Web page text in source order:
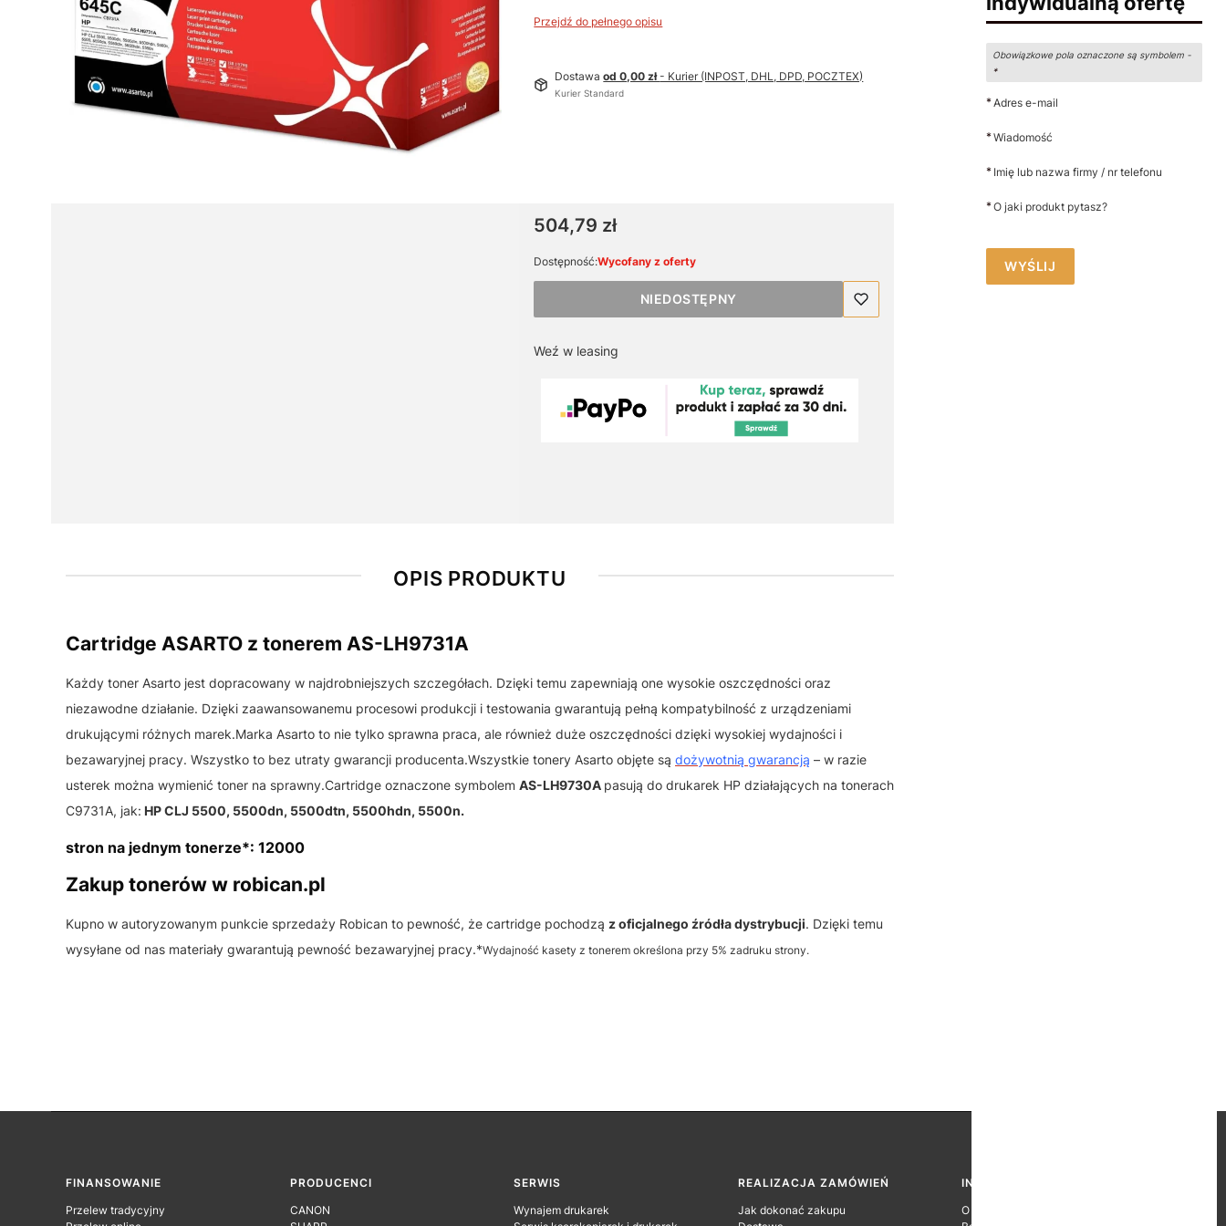
Przejdź do pełnego opisu
Dostawaod 0,00 zł- Kurier (INPOST, DHL, DPD, POCZTEX)
Kurier Standard
Cena
504,79 zł
Dostępność:Wycofany z oferty
NIEDOSTĘPNY
Weź w leasing
OPIS PRODUKTU
Cartridge ASARTO z tonerem AS-LH9731A
Każdy toner Asarto jest dopracowany w najdrobniejszych szczegółach. Dzięki temu zapewniają one wysokie oszczędności oraz
niezawodne działanie. Dzięki zaawansowanemu procesowi produkcji i testowania gwarantują pełną kompatybilność z urządzeniami
drukującymi różnych marek.Marka Asarto to nie tylko sprawna praca, ale również duże oszczędności dzięki wysokiej wydajności i
bezawaryjnej pracy. Wszystko to bez utraty gwarancji producenta.Wszystkie tonery Asarto objęte są dożywotnią gwarancją – w razie
usterek można wymienić toner na sprawny.Cartridge oznaczone symbolem AS-LH9730A pasują do drukarek HP działających na tonerach
C9731A, jak: HP CLJ 5500, 5500dn, 5500dtn, 5500hdn, 5500n.
stron na jednym tonerze*: 12000
Zakup tonerów w robican.pl
Kupno w autoryzowanym punkcie sprzedaży Robican to pewność, że cartridge pochodzą z oficjalnego źródła dystrybucji. Dzięki temu
wysyłane od nas materiały gwarantują pewność bezawaryjnej pracy.*Wydajność kasety z tonerem określona przy 5% zadruku strony.
Obowiązkowe pola oznaczone są symbolem -
*
*Adres e-mail
*Wiadomość
* Imię lub nazwa firmy / nr telefonu
*O jaki produkt pytasz?
WYŚLIJ
Linki w stopce
FINANSOWANIE
Przelew tradycyjny
PRODUCENCI
CANON
SERWIS
Wynajem drukarek
REALIZACJA ZAMÓWIEŃ
Jak dokonać zakupu
INFORMACJE O FIRMIE
O firmie